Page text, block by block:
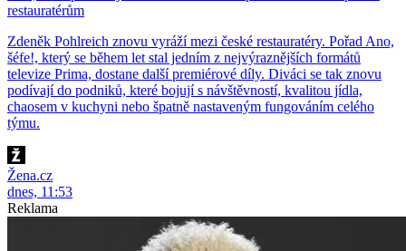
restauratérům
Zdeněk Pohlreich znovu vyráží mezi české restauratéry. Pořad Ano,
šéfe!, který se během let stal jedním z nejvýraznějších formátů
televize Prima, dostane další premiérové díly. Diváci se tak znovu
podívají do podniků, které bojují s návštěvností, kvalitou jídla,
chaosem v kuchyni nebo špatně nastaveným fungováním celého
týmu.
Žena.cz
dnes, 11:53
Reklama